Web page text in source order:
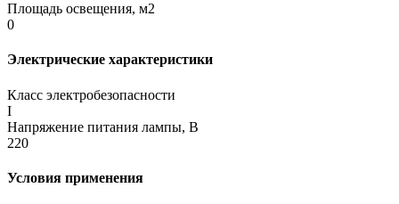
Площадь освещения, м2
0
Электрические характеристики
Класс электробезопасности
I
Напряжение питания лампы, В
220
Условия применения